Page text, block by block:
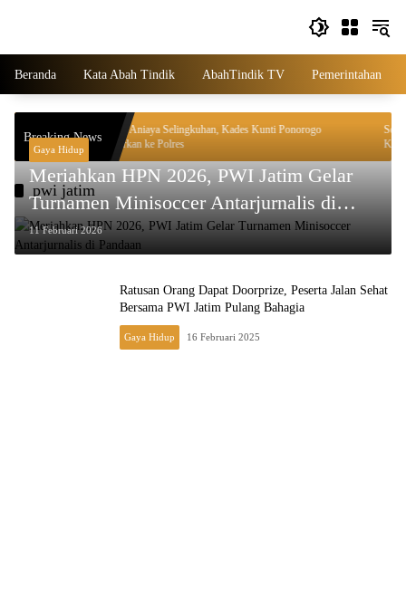
Beranda Kata Abah Tindik AbahTindik TV Pemerintahan
Breaking News
Dugaan Aniaya Selingkuhan, Kades Kunti Ponorogo
Dilaporkan ke Polres
Sony
pwi jatim
Gaya Hidup
Meriahkan HPN 2026, PWI Jatim Gelar
Turnamen Minisoccer Antarjurnalis di
Pandaan
11 Februari 2026
Ratusan Orang Dapat Doorprize, Peserta Jalan Sehat
Bersama PWI Jatim Pulang Bahagia
Gaya Hidup 16 Februari 2025